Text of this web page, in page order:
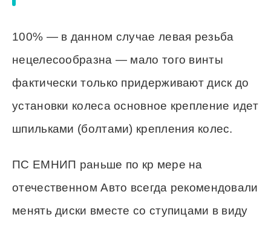
100% — в данном случае левая резьба
нецелесообразна — мало того винты
фактически только придерживают диск до
установки колеса основное крепление идет
шпильками (болтами) крепления колес.
ПС ЕМНИП раньше по кр мере на
отечественном Авто всегда рекомендовали
менять диски вместе со ступицами в виду